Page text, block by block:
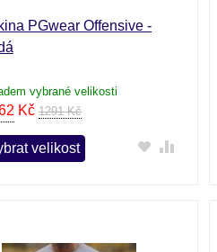
PGwear Offensive -
vybrané velikosti
Kč 1291 Kč
velikost